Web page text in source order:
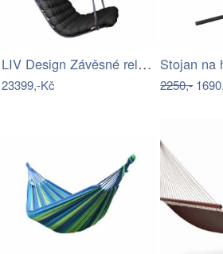
LIV Design Závěsné relaxační lehátko…
23399,-Kč 2250,-